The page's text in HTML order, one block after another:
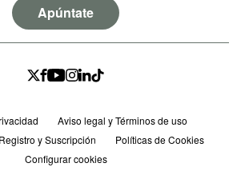
Apúntate
Aviso legal y Términos de uso
y Suscripción
Políticas de Cookies
Configurar cookies